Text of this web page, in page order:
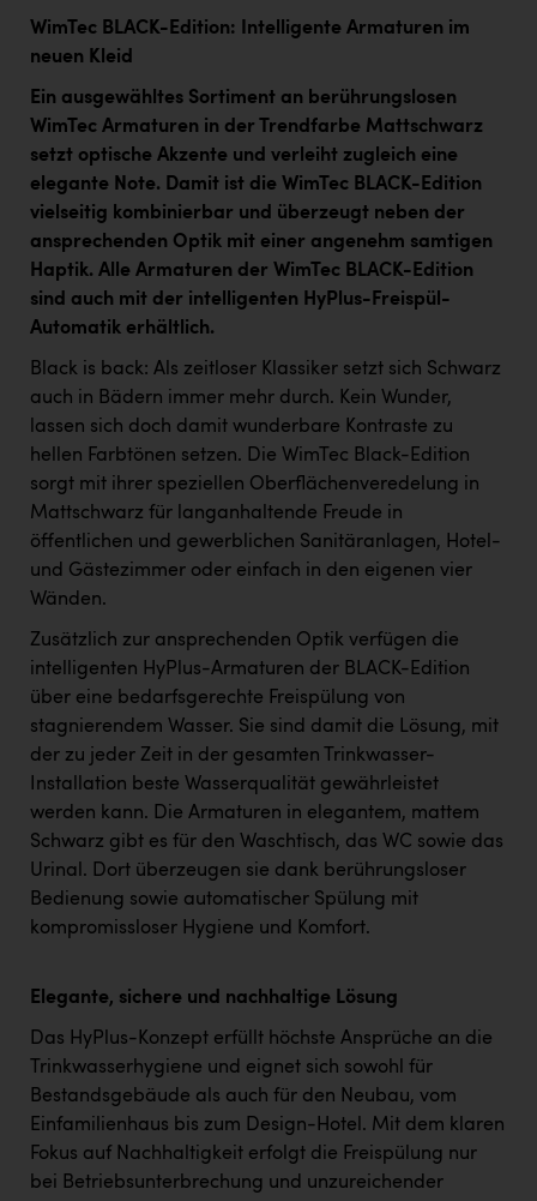
WimTec BLACK-Edition: Intelligente Armaturen im
neuen Kleid
Ein ausgewähltes Sortiment an berührungslosen
WimTec Armaturen in der Trendfarbe Mattschwarz
setzt optische Akzente und verleiht zugleich eine
elegante Note. Damit ist die WimTec BLACK-Edition
vielseitig kombinierbar und überzeugt neben der
ansprechenden Optik mit einer angenehm samtigen
Haptik. Alle Armaturen der WimTec BLACK-Edition
sind auch mit der intelligenten HyPlus-Freispül-
Automatik erhältlich.
Black is back: Als zeitloser Klassiker setzt sich Schwarz
auch in Bädern immer mehr durch. Kein Wunder,
lassen sich doch damit wunderbare Kontraste zu
hellen Farbtönen setzen. Die WimTec Black-Edition
sorgt mit ihrer speziellen Oberflächenveredelung in
Mattschwarz für langanhaltende Freude in
öffentlichen und gewerblichen Sanitäranlagen, Hotel-
und Gästezimmer oder einfach in den eigenen vier
Wänden.
Zusätzlich zur ansprechenden Optik verfügen die
intelligenten HyPlus-Armaturen der BLACK-Edition
über eine bedarfsgerechte Freispülung von
stagnierendem Wasser. Sie sind damit die Lösung, mit
der zu jeder Zeit in der gesamten Trinkwasser-
Installation beste Wasserqualität gewährleistet
werden kann. Die Armaturen in elegantem, mattem
Schwarz gibt es für den Waschtisch, das WC sowie das
Urinal. Dort überzeugen sie dank berührungsloser
Bedienung sowie automatischer Spülung mit
kompromissloser Hygiene und Komfort.
Elegante, sichere und nachhaltige Lösung
Das HyPlus-Konzept erfüllt höchste Ansprüche an die
Trinkwasserhygiene und eignet sich sowohl für
Bestandsgebäude als auch für den Neubau, vom
Einfamilienhaus bis zum Design-Hotel. Mit dem klaren
Fokus auf Nachhaltigkeit erfolgt die Freispülung nur
bei Betriebsunterbrechung und unzureichender